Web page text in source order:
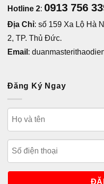
Hotline 2: 0913 756
Địa Chỉ: số 159 Xa Lộ Hà
2, TP. Thủ Đức.
Email :
Đăng Ký Ngay